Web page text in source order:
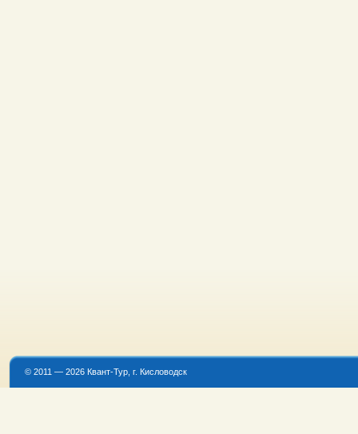
© 2011 — 2026 Квант-Тур, г. Кисловодск